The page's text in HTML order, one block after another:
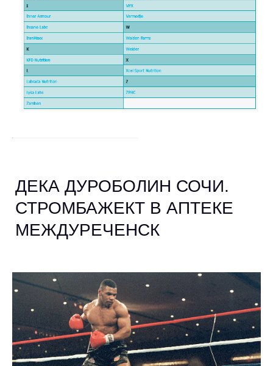
ДЕКА ДУРОБОЛИН СОЧИ.
СТРОМБАЖЕКТ В АПТЕКЕ
МЕЖДУРЕЧЕНСК